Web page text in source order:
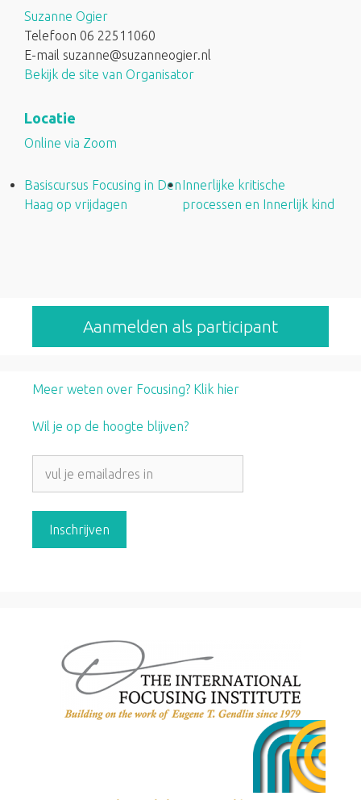
Suzanne Ogier
Telefoon 06 22511060
E-mail suzanne@suzanneogier.nl
Bekijk de site van Organisator
Locatie
Online via Zoom
Basiscursus Focusing in Den
Haag op vrijdagen
Innerlijke kritische
processen en Innerlijk kind
Aanmelden als participant
Meer weten over Focusing? Klik hier
Wil je op de hoogte blijven?